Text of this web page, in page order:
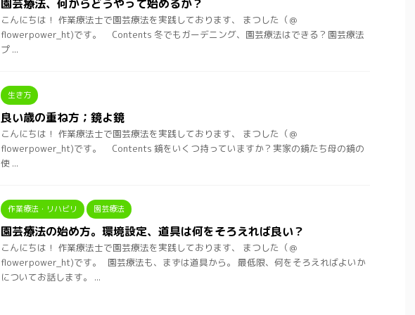
園芸療法、何からどうやって始めるか？
こんにちは！ 作業療法士で園芸療法を実践しております、 まつした（＠
flowerpower_ht)です。 Contents 冬でもガーデニング、園芸療法はできる？園芸療法
プ ...
生き方
良い歳の重ね方；鏡よ鏡
こんにちは！ 作業療法士で園芸療法を実践しております、 まつした（＠
flowerpower_ht)です。 Contents 鏡をいくつ持っていますか？実家の鏡たち母の鏡の
使 ...
作業療法・リハビリ 園芸療法
園芸療法の始め方。環境設定、道具は何をそろえれば良い？
こんにちは！ 作業療法士で園芸療法を実践しております、 まつした（＠
flowerpower_ht)です。 園芸療法も、まずは道具から。 最低限、何をそろえればよいか
についてお話します。 ...